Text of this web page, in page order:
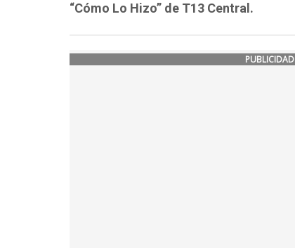
“Cómo Lo Hizo” de T13 Central.
PUBLICIDAD